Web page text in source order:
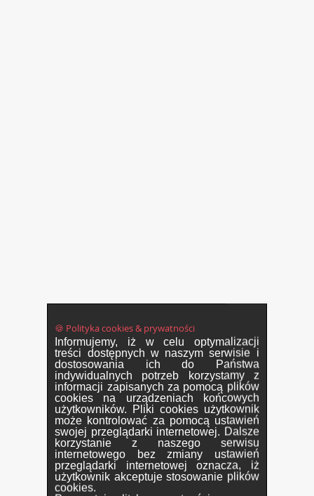
🍪 Polityka cookies & prywatności
Informujemy, iż w celu optymalizacji
treści dostępnych w naszym serwisie i
dostosowania ich do Państwa
indywidualnych potrzeb korzystamy z
informacji zapisanych za pomocą plików
cookies na urządzeniach końcowych
użytkowników. Pliki cookies użytkownik
może kontrolować za pomocą ustawień
swojej przeglądarki internetowej. Dalsze
korzystanie z naszego serwisu
internetowego bez zmiany ustawień
przeglądarki internetowej oznacza, iż
użytkownik akceptuje stosowanie plików
cookies.